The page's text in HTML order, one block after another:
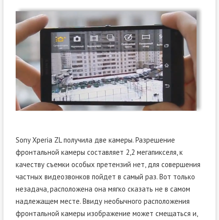
Sony Xperia ZL получила две камеры. Разрешение
фронтальной камеры составляет 2,2 мегапикселя, к
качеству съемки особых претензий нет, для совершения
частных видеозвонков пойдет в самый раз. Вот только
незадача, расположена она мягко сказать не в самом
надлежащем месте. Ввиду необычного расположения
фронтальной камеры изображение может смещаться и,